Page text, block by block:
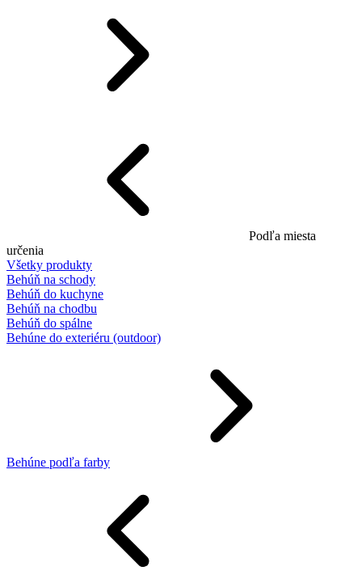
Podľa miesta
určenia
Všetky produkty
Behúň na schody
Behúň do kuchyne
Behúň na chodbu
Behúň do spálne
Behúne do exteriéru (outdoor)
Behúne podľa farby